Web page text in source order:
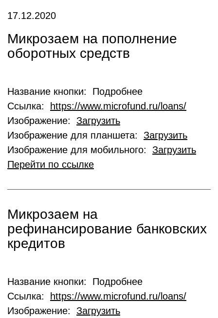
17.12.2020
Микрозаем на пополнение
оборотных средств
Название кнопки: Подробнее
Ссылка:
https://www.microfund.ru/loans/
Изображение: Загрузить
Изображение для планшета: Загрузить
Изображение для мобильного: Загрузить
Перейти по ссылке
Микрозаем на
рефинансирование банковских
кредитов
Название кнопки: Подробнее
Ссылка:
https://www.microfund.ru/loans/
Изображение: Загрузить